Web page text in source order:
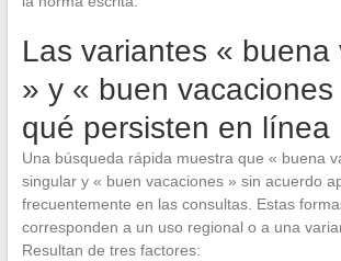
Las variantes « buena
» y « buen
qué persisten en línea
Una búsqueda rápida muestra que « buena
singular y « buen vacaciones » sin acuerdo
frecuentemente en las consultas. Estas
corresponden a un uso regional o a una
Resultan de tres factores: